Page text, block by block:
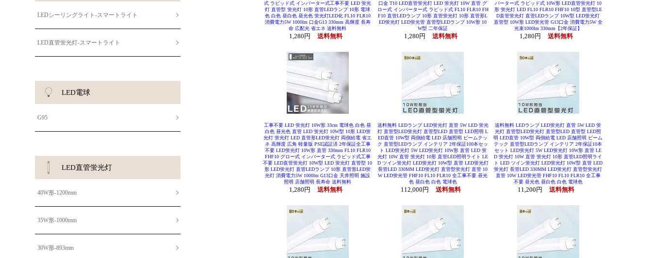
LEDシーリングライト-スマートライト
LED直管蛍光灯-スマートライト
LED電球
G95
LED直管蛍光灯
40W形-1200mm
35W形-1000mm
30W形-893mm
式 ラピッド式 インバーター式工事不要 LED 蛍光
灯 直管型 蛍光灯 10形 直管LEDランプ 10形 電球
色 白色 昼白色 昼光色 蛍光灯LED化 FL10 FLR10
消費電力5W 1000lm 口金G13 330mm 高輝度 長寿
命 広配光 省エネ 送料無料
1,280円 送料無料
口金 T10 LED直管蛍光灯 LED 蛍光灯 10W 直管 グ
ロー式 インバーター式 ラピッド式 FL10 FLR10 FH
F10 直管LEDランプ 10形 直管蛍光灯 10形 直管形L
ED蛍光灯 LED蛍光管 直管型LEDランプ 10W形 10
W型 二年保証
1,280円 送料無料
バーター式 ラピッド式 10W形 LED直管蛍光灯 10
形 蛍光灯 LED FL10 FLR10 FHF10 10型 直管型LE
D直管蛍光灯 直管LEDランプ 10W型 LED蛍光灯
直管型 10W形 LED蛍光管 G13口金 消費電力5W 全
光束1000lm 330mm【2年保証】
1,280円 送料無料
工事不要 LED 蛍光灯 10W形 33cm 電球色 白色 昼
白色 昼光色 直管 LED 蛍光灯 10W型 10形 LED蛍
光灯 蛍光灯 LED 直管形LED蛍光灯 両側給電 省エ
ネ 高輝度 広角 軽量版 PSE認証済 2年保証全工事
不要 LED蛍光灯 10W形 直管 330mm FL10 FLR10
FHF10 グロー式 インバーター式 ラピッド式工事
不要 LED直管蛍光灯 10W型 LED 蛍光灯 直管型 10
形 LED蛍光灯 直管LEDランプ 10形 直管形LED蛍
光灯 消費電力5W 1000lm G13口金 天井照明 施設
照明 店舗照明 長寿命 送料無料
1,280円 送料無料
送料無料 LEDランプ LED蛍光灯 直管 5W LED 蛍光
灯 直管型LED蛍光灯 直管型LED 直管型 LED照明 L
ED直管 10W型 両側給電 LED 店舗照明 ビームテッ
ク 直管型LEDランプ インテリア 2年保証100本セッ
ト LED蛍光灯 5W LED蛍光灯 10W形 直管 LED 蛍
光灯 10W 直管 蛍光灯 10形 直管LED照明ライト LE
D ツイン蛍光灯 LED蛍光灯 10W型 直管 LED蛍光灯
長管LED 330MM LED蛍光灯 直管型蛍光灯 直管 10
W LED蛍光管 FHF10 FL10 FLR10 全工事不要 昼光
色 昼白色 白色 電球色
112,000円 送料無料
送料無料 LEDランプ LED蛍光灯 直管 5W LED 蛍
光灯 直管型LED蛍光灯 直管型LED 直管型 LED照
明 LED直管 10W型 両側給電 LED 店舗照明 ビーム
テック 直管型LEDランプ インテリア 2年保証10本
セット LED蛍光灯 5W LED蛍光灯 10W形 直管 LE
D 蛍光灯 10W 直管 蛍光灯 10形 直管LED照明ライ
ト LED ツイン蛍光灯 LED蛍光灯 10W型 直管 LED
蛍光灯 長管LED 330MM LED蛍光灯 直管型蛍光灯
直管 10W LED蛍光管 FHF10 FL10 FLR10 全工事
不要 昼光色 昼白色 白色 電球色
11,200円 送料無料